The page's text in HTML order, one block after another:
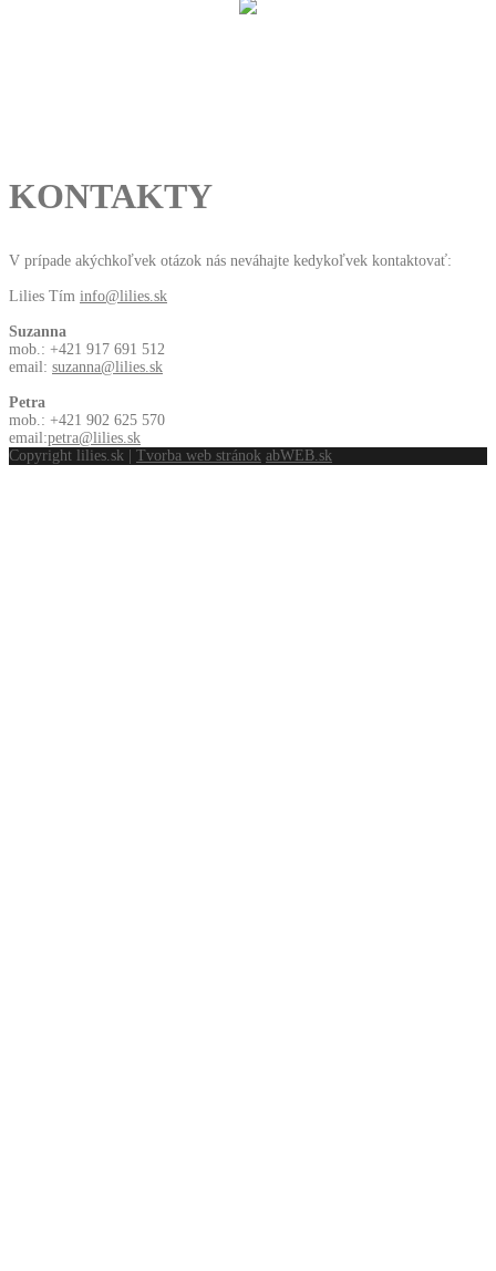
KONTAKTY
V prípade akýchkoľvek otázok nás neváhajte kedykoľvek kontaktovať:
Lilies Tím info@lilies.sk
Suzanna
mob.: +421 917 691 512
email: suzanna@lilies.sk
Petra
mob.: +421 902 625 570
email:petra@lilies.sk
Copyright lilies.sk | Tvorba web stránok abWEB.sk